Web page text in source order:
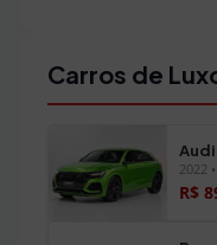
Carros de
Audi
2022
R$